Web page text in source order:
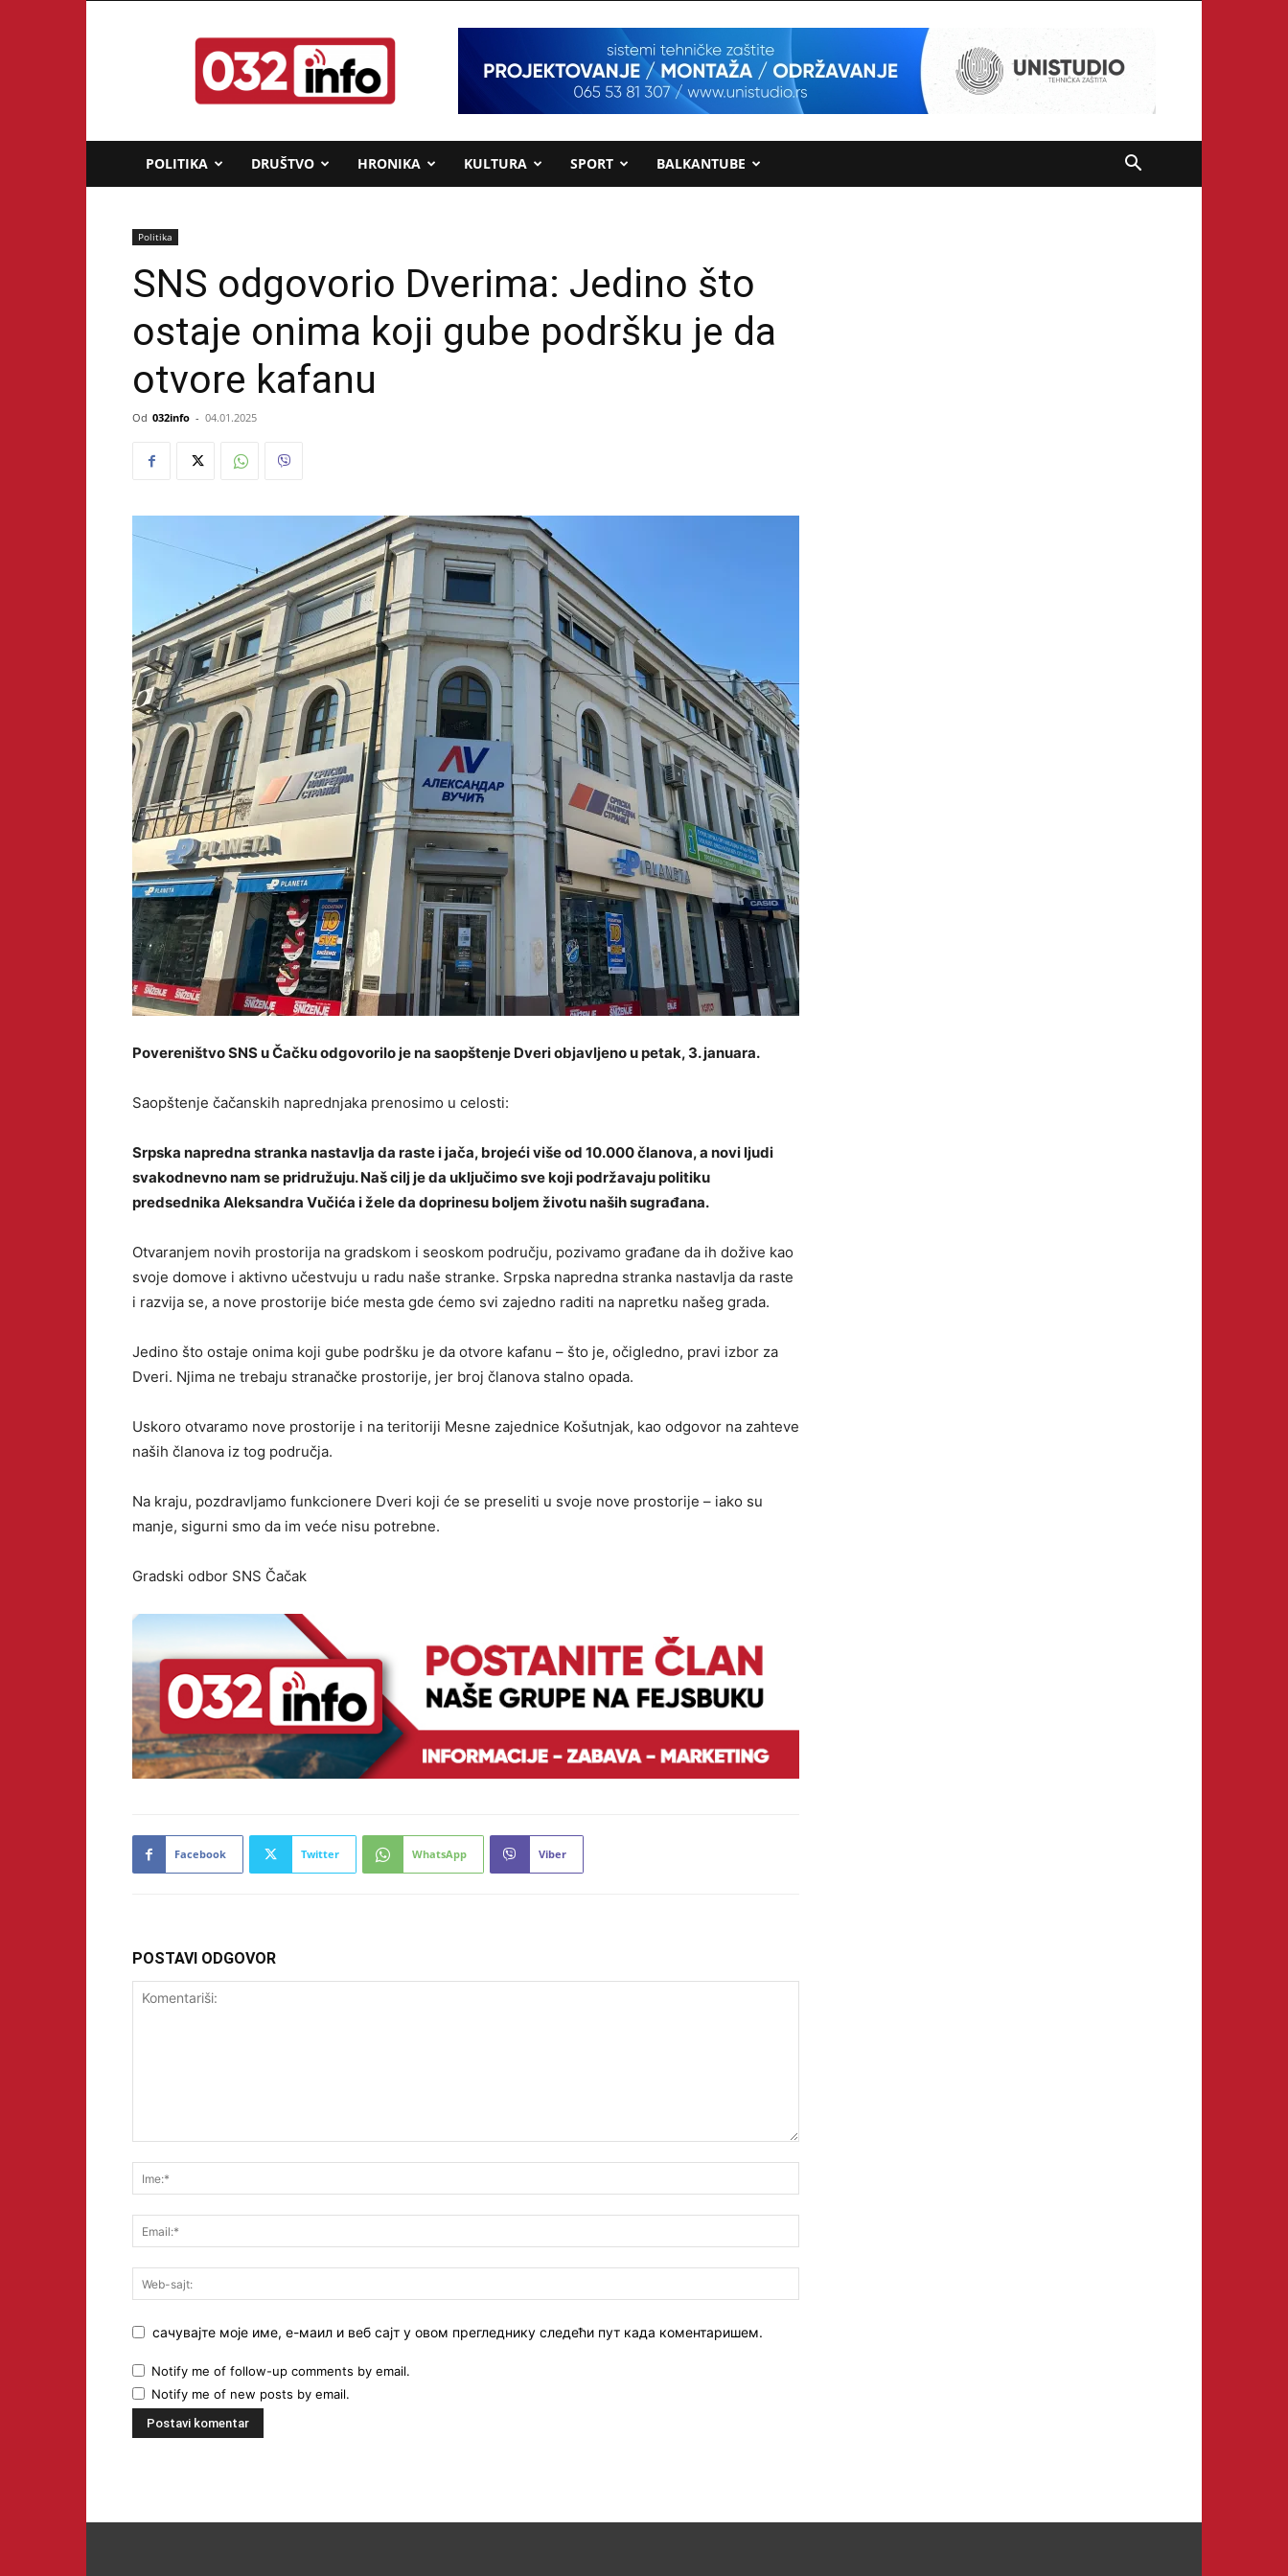
032info.rs
POLITIKA DRUŠTVO HRONIKA KULTURA SPORT BALKANTUBE
Politika
SNS odgovorio Dverima: Jedino što
ostaje onima koji gube podršku je da
otvore kafanu
Od 032info - 04.01.2025
Povereništvo SNS u Čačku odgovorilo je na saopštenje Dveri objavljeno u petak, 3. januara.
Saopštenje čačanskih naprednjaka prenosimo u celosti:
Srpska napredna stranka nastavlja da raste i jača, brojeći više od 10.000 članova, a novi ljudi
svakodnevno nam se pridružuju. Naš cilj je da uključimo sve koji podržavaju politiku
predsednika Aleksandra Vučića i žele da doprinesu boljem životu naših sugrađana.
Otvaranjem novih prostorija na gradskom i seoskom području, pozivamo građane da ih dožive kao
svoje domove i aktivno učestvuju u radu naše stranke. Srpska napredna stranka nastavlja da raste
i razvija se, a nove prostorije biće mesta gde ćemo svi zajedno raditi na napretku našeg grada.
Jedino što ostaje onima koji gube podršku je da otvore kafanu – što je, očigledno, pravi izbor za
Dveri. Njima ne trebaju stranačke prostorije, jer broj članova stalno opada.
Uskoro otvaramo nove prostorije i na teritoriji Mesne zajednice Košutnjak, kao odgovor na zahteve
naših članova iz tog područja.
Na kraju, pozdravljamo funkcionere Dveri koji će se preseliti u svoje nove prostorije – iako su
manje, sigurni smo da im veće nisu potrebne.
Gradski odbor SNS Čačak
Facebook Twitter WhatsApp Viber
POSTAVI ODGOVOR
сачувајте моје име, е-маил и веб сајт у овом прегледнику следећи пут када коментаришем.
Notify me of follow-up comments by email.
Notify me of new posts by email.